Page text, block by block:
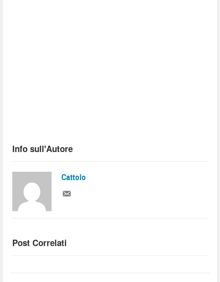
Info sull'Autore
Cattolo
Post Correlati